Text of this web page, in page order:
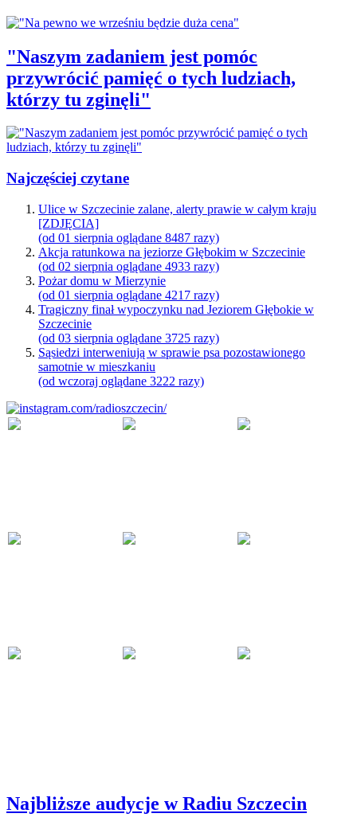
"Naszym zadaniem jest pomóc
przywrócić pamięć o tych ludziach,
którzy tu zginęli"
Najczęściej czytane
Ulice w Szczecinie zalane, alerty prawie w całym kraju
[ZDJĘCIA]
(od 01 sierpnia oglądane 8487 razy)
Akcja ratunkowa na jeziorze Głębokim w Szczecinie
(od 02 sierpnia oglądane 4933 razy)
Pożar domu w Mierzynie
(od 01 sierpnia oglądane 4217 razy)
Tragiczny finał wypoczynku nad Jeziorem Głębokie w
Szczecinie
(od 03 sierpnia oglądane 3725 razy)
Sąsiedzi interweniują w sprawie psa pozostawionego
samotnie w mieszkaniu
(od wczoraj oglądane 3222 razy)
Najbliższe audycje w Radiu Szczecin